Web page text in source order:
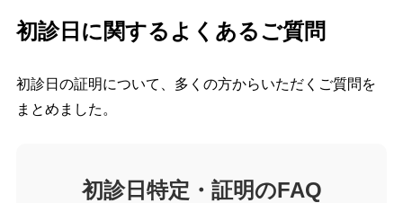
初診日に関するよくあるご質問
初診日の証明について、多くの方からいただくご質問を
まとめました。
初診日特定・証明のFAQ